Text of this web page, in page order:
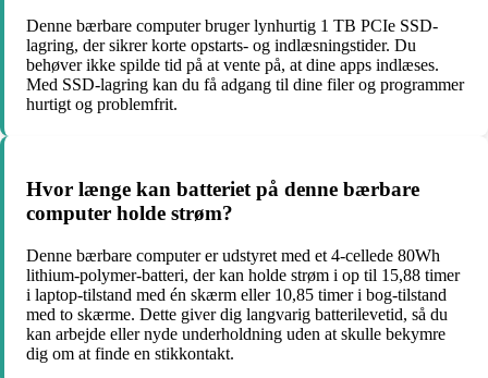
Denne bærbare computer bruger lynhurtig 1 TB PCIe SSD-
lagring, der sikrer korte opstarts- og indlæsningstider. Du
behøver ikke spilde tid på at vente på, at dine apps indlæses.
Med SSD-lagring kan du få adgang til dine filer og programmer
hurtigt og problemfrit.
Hvor længe kan batteriet på denne bærbare
computer holde strøm?
Denne bærbare computer er udstyret med et 4-cellede 80Wh
lithium-polymer-batteri, der kan holde strøm i op til 15,88 timer
i laptop-tilstand med én skærm eller 10,85 timer i bog-tilstand
med to skærme. Dette giver dig langvarig batterilevetid, så du
kan arbejde eller nyde underholdning uden at skulle bekymre
dig om at finde en stikkontakt.